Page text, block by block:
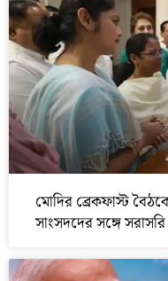
মোদির ব্রেকফাস্ট
সাংসদদের সঙ্গে সরাসরি